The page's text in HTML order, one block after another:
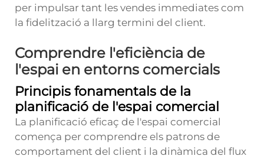
per impulsar tant les vendes immediates com
la fidelització a llarg termini del client.
Comprendre l'eficiència de
l'espai en entorns comercials
Principis fonamentals de la
planificació de l'espai comercial
La planificació eficaç de l'espai comercial
comença per comprendre els patrons de
comportament del client i la dinàmica del flux